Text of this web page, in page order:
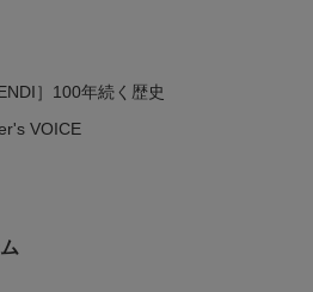
］100年続く歴史
VOICE